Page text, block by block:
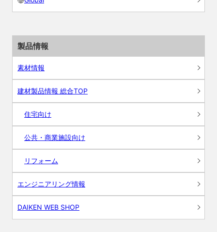
製品情報
素材情報
建材製品情報 総合TOP
住宅向け
公共・商業施設向け
リフォーム
エンジニアリング情報
DAIKEN WEB SHOP